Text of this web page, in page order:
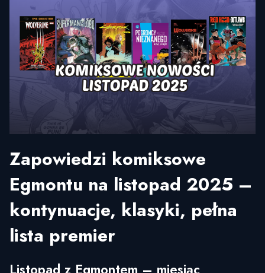
Zapowiedzi komiksowe
Egmontu na listopad 2025 –
kontynuacje, klasyki, pełna
lista premier